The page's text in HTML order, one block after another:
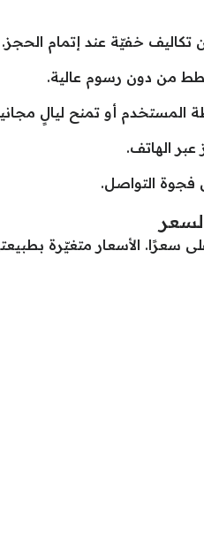
خفيّة عند إتمام الحجز.
من دون رسوم عالية.
المستخدم أو تمنح ليالٍ
الهاتف.
التواصل.
سعرًا. الأسعار متغيّرة